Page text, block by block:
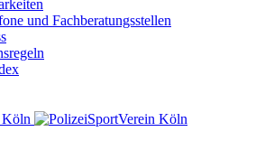
und Fachberatungsstellen